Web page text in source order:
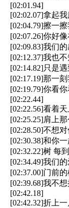
[02:01.94]
[02:02.07]拿起
[02:04.79]擦一
[02:07.26]你好
[02:09.83]我们
[02:12.37]我也
[02:14.82]只是
[02:17.19]那一
[02:19.79]你看
[02:22.44]
[02:22.56]看着
[02:25.25]肩上
[02:28.50]不想
[02:30.38]和你
[02:32.22]树 每
[02:34.49]我们
[02:37.00]门前
[02:39.68]我不
[02:42.18]
[02:42.32]折上